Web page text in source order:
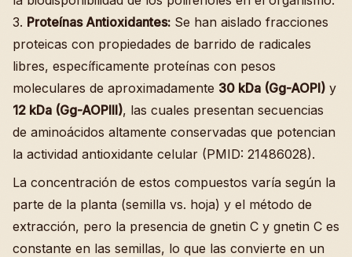
3. Proteínas Antioxidantes: Se han aislado fracciones
proteicas con propiedades de barrido de radicales
libres, específicamente proteínas con pesos
moleculares de aproximadamente 30 kDa (Gg-AOPI) y
12 kDa (Gg-AOPIII), las cuales presentan secuencias
de aminoácidos altamente conservadas que potencian
la actividad antioxidante celular (PMID: 21486028).
La concentración de estos compuestos varía según la
parte de la planta (semilla vs. hoja) y el método de
extracción, pero la presencia de gnetin C y gnetin C es
constante en las semillas, lo que las convierte en un